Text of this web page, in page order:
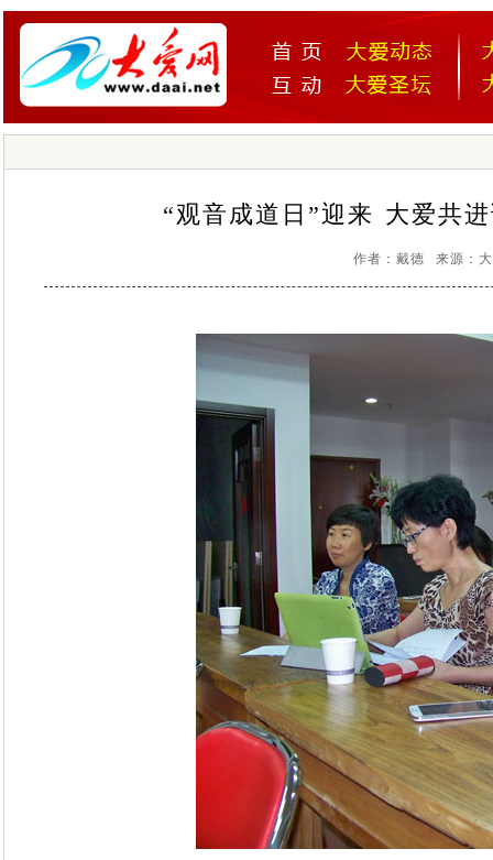
“观音成道日”迎来 大爱共
作者：戴德 来源：